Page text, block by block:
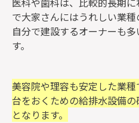
で大家さんにはうれしい業種
自分で建設するオーナーも
す。
美容院や理容も安定した業
台をおくための給排水設備
となります。